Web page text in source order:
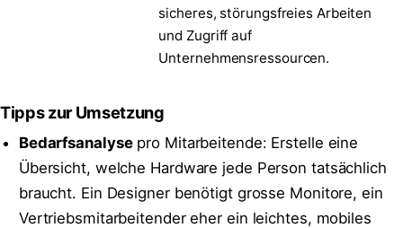
sicheres, störungsfreies Arbeiten
und Zugriff auf
Unternehmensressourcen.
Tipps zur Umsetzung
Bedarfsanalysepro Mitarbeitende: Erstelle eine
Übersicht, welche Hardware jede Person tatsächlich
braucht. Ein Designer benötigt grosse Monitore, ein
Vertriebsmitarbeitender eher ein leichtes, mobiles